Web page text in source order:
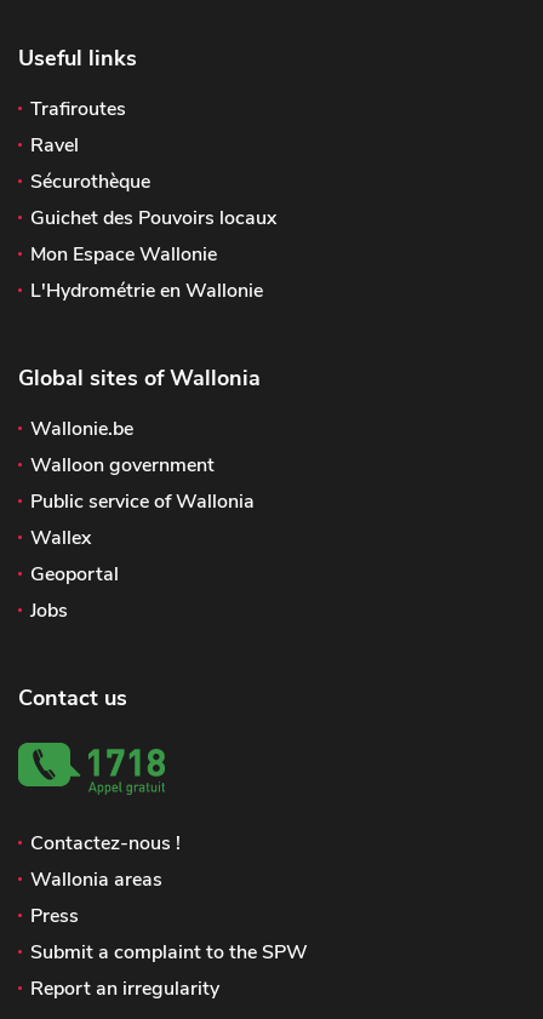
Useful links
Trafiroutes
Ravel
Sécurothèque
Guichet des Pouvoirs locaux
Mon Espace Wallonie
L'Hydrométrie en Wallonie
Global sites of Wallonia
Wallonie.be
Walloon government
Public service of Wallonia
Wallex
Geoportal
Jobs
Contact us
Contactez-nous !
Wallonia areas
Press
Submit a complaint to the SPW
Report an irregularity